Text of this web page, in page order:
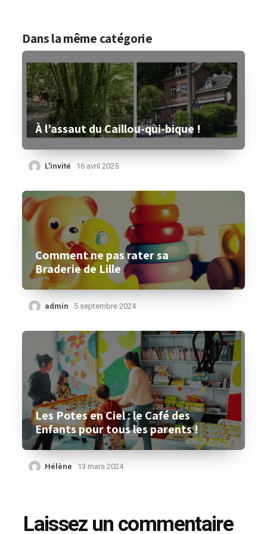
Dans la même catégorie
À l’assaut du Caillou-qui-bique !
L'invité 16 avril 2025
Comment ne pas rater sa
Braderie de Lille
admin 5 septembre 2024
Les Potes en Ciel : le Café des
Enfants pour tous les parents !
Hélène 13 mars 2024
Laissez un commentaire